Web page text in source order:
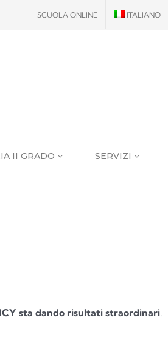
SCUOLA ONLINE ITALIANO
II GRADO SERVIZI
sta dando risultati straordinari.